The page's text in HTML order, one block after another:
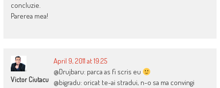
concluzie.
Parerea mea!
Victor Ciutacu
April 9, 2011 at 19:25
@Drujbaru: parca as fi scris eu
@bigradu: oricat te-ai stradui, n-o sa ma convingi